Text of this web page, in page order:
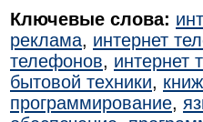
Ключевые слова:
реклама, интернет
телефонов, интернет
бытовой техники,
программирование,